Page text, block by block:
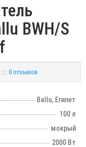
BWH/S
0 отзывов
Ballu, Египет
100 л
мокрый
2000 Вт